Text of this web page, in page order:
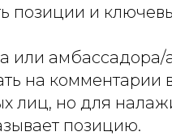
позиции и
амбассадора/
на
лиц, но для
позицию.